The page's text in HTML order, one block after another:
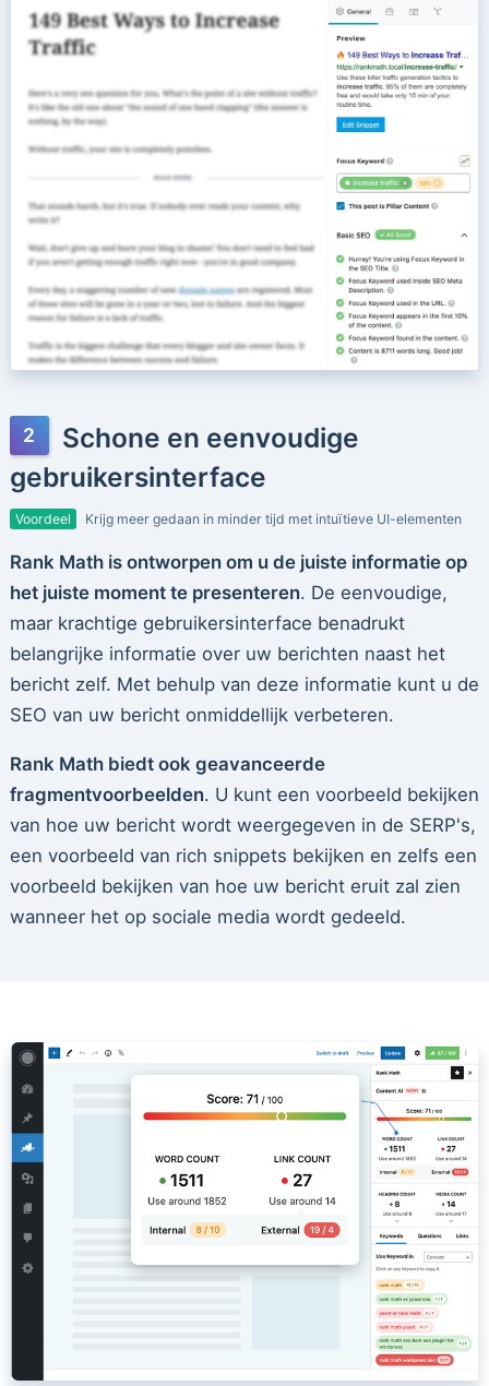
Schone en eenvoudige
gebruikersinterface
Voordeel Krijg meer gedaan in minder tijd met intuïtieve UI-elementen
Rank Math is ontworpen om u de juiste informatie op
het juiste moment te presenteren. De eenvoudige,
maar krachtige gebruikersinterface benadrukt
belangrijke informatie over uw berichten naast het
bericht zelf. Met behulp van deze informatie kunt u de
SEO van uw bericht onmiddellijk verbeteren.
Rank Math biedt ook geavanceerde
fragmentvoorbeelden. U kunt een voorbeeld bekijken
van hoe uw bericht wordt weergegeven in de SERP's,
een voorbeeld van rich snippets bekijken en zelfs een
voorbeeld bekijken van hoe uw bericht eruit zal zien
wanneer het op sociale media wordt gedeeld.